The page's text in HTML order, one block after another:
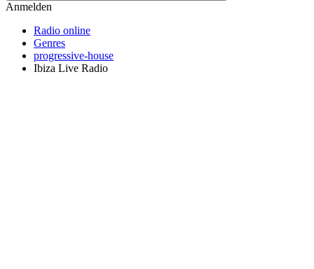
Anmelden
Radio online
Genres
progressive-house
Ibiza Live Radio